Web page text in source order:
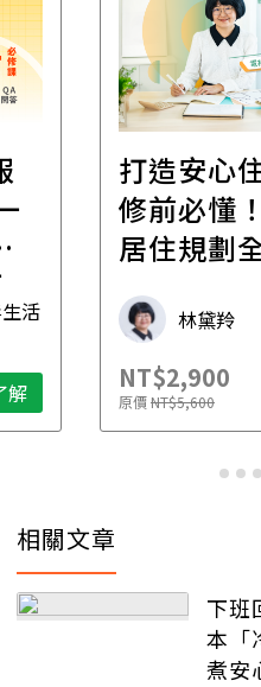
活
解
打造安心
修前必懂
居住規劃
林黛羚
NT$2,900
原價NT$5,600
相關文章
下班
本「
煮安